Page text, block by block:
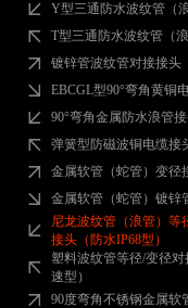
Y型三通防水波纹管（
T型三通防水波纹管（
镀锌管波纹管对接接头
EBCGL型90°弯角黄铜
90°弯角金属防水浪管
弹簧型防磁波铜电缆接
金属软管（蛇管）变径
金属软管（蛇管）镀锌
尼龙波纹管（浪管）等
接头（防水IP68型）
塑料波纹管等径/变径
速型）
90度弯角不锈钢金属软